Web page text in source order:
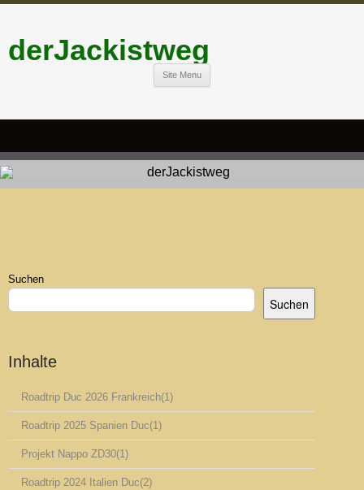
derJackistweg
Site Menu
Suchen
Suchen
Inhalte
Roadtrip Duc 2026 Frankreich(1)
Roadtrip 2025 Spanien Duc(1)
Projekt Nappo ZD30(1)
Roadtrip 2024 Italien Duc(2)